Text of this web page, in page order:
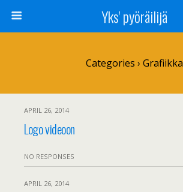
Yks' pyöräilijä
Categories › Grafiikka
APRIL 26, 2014
Logo videoon
NO RESPONSES
APRIL 26, 2014